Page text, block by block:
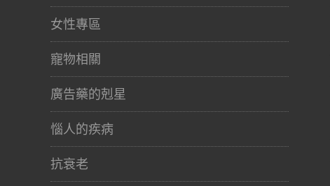
女性專區
寵物相關
廣告藥的剋星
惱人的疾病
抗衰老